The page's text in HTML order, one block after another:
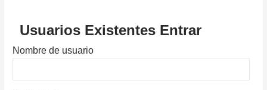
Usuarios Existentes Entrar
Nombre de usuario